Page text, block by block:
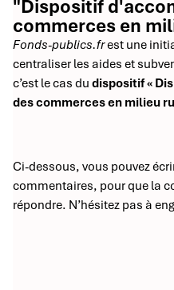
"Dispositif
commerces en
Fonds-publics.frest une
centraliser les aides et
c’est le cas du dispositif «
des commerces en milieu
Ci-dessous, vous pouvez
commentaires, pour que la
répondre. N’hésitez pas à